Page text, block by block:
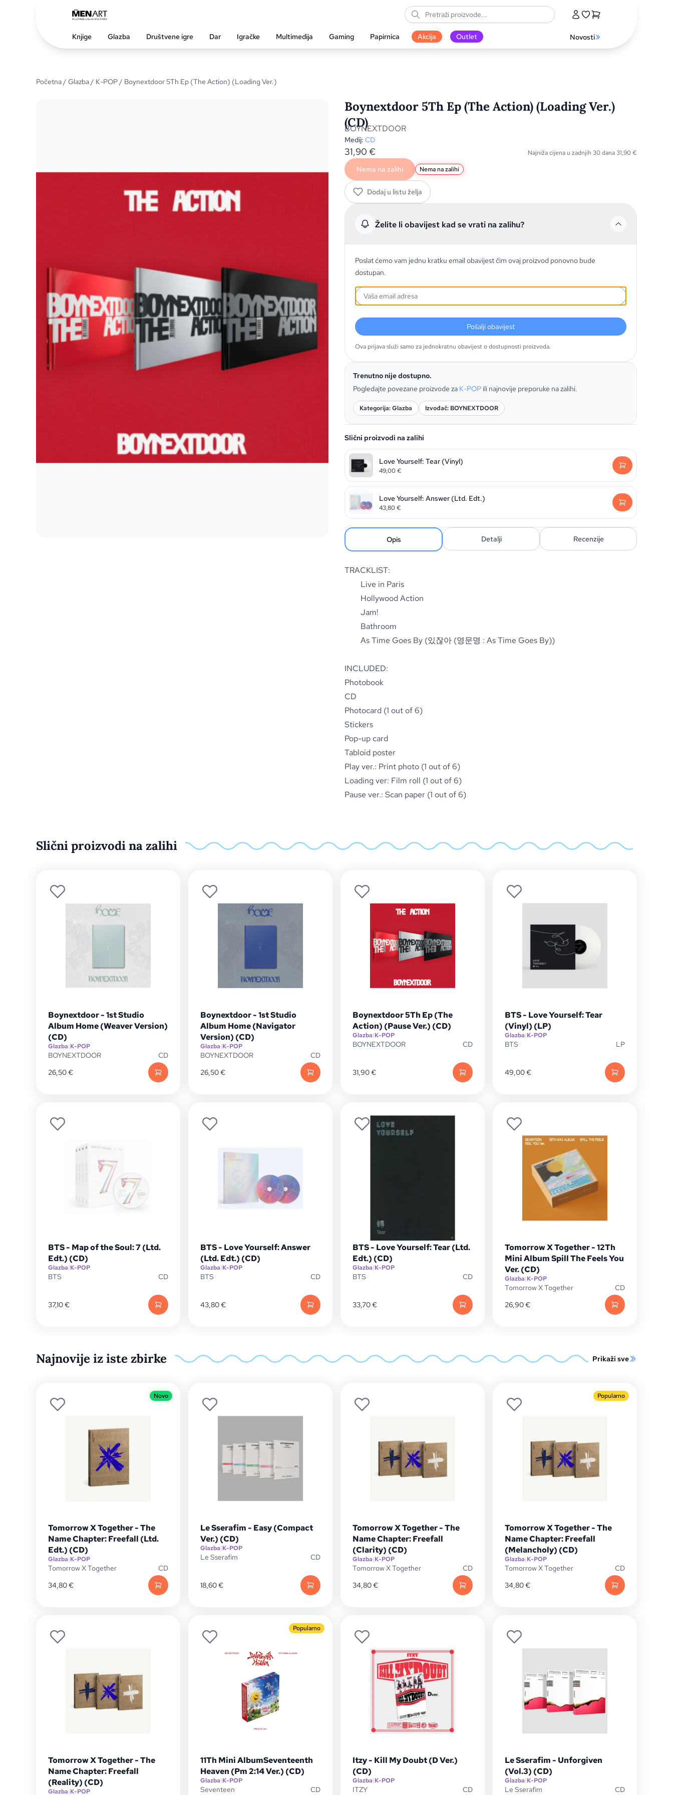
Knjige Glazba Društvene igre Dar Igračke Multimedija Gaming Papirnica Akcija Outlet Novosti
Početna/ Glazba/ K-POP/ Boynextdoor 5Th Ep (The Action) (Loading Ver.)
Boynextdoor 5Th Ep (The Action) (Loading Ver.)
(CD)
BOYNEXTDOOR
Medij: CD
31,90 € Najniža cijena u zadnjih 30 dana31,90€
Nema na zalihi Nema na zalihi
Dodaj u listu želja
Želite li obavijest kad se vrati na zalihu?
Poslat ćemo vam jednu kratku email obavijest čim ovaj proizvod ponovno bude
dostupan.
Pošalji obavijest
Ova prijava služi samo za jednokratnu obavijest o dostupnosti proizvoda.
Trenutno nije dostupno.
Pogledajte povezane proizvode za K-POP ili najnovije preporuke na zalihi.
Kategorija: Glazba Izvođač: BOYNEXTDOOR
Slični proizvodi na zalihi
Love Yourself: Tear (Vinyl)
49,00€
Love Yourself: Answer (Ltd. Edt.)
43,80€
Opis Detalji Recenzije
TRACKLIST:
Live in Paris
Hollywood Action
Jam!
Bathroom
As Time Goes By (있잖아 (영문명 : As Time Goes By))
INCLUDED:
Photobook
CD
Photocard (1 out of 6)
Stickers
Pop-up card
Tabloid poster
Play ver.: Print photo (1 out of 6)
Loading ver: Film roll (1 out of 6)
Pause ver.: Scan paper (1 out of 6)
Slični proizvodi na zalihi
Boynextdoor - 1st Studio
Album Home (Weaver Version)
(CD)
Glazba|K-POP
BOYNEXTDOOR
CD
26,50€
Boynextdoor - 1st Studio
Album Home (Navigator
Version) (CD)
Glazba|K-POP
BOYNEXTDOOR
CD
26,50€
Boynextdoor 5Th Ep (The
Action) (Pause Ver.) (CD)
Glazba|K-POP
BOYNEXTDOOR CD
31,90€
BTS - Love Yourself: Tear
(Vinyl) (LP)
Glazba|K-POP
BTS LP
49,00€
BTS - Map of the Soul: 7 (Ltd.
Edt.) (CD)
Glazba|K-POP
BTS CD
37,10€
BTS - Love Yourself: Answer
(Ltd. Edt.) (CD)
Glazba|K-POP
BTS CD
43,80€
BTS - Love Yourself: Tear (Ltd.
Edt.) (CD)
Glazba|K-POP
BTS CD
33,70€
Tomorrow X Together - 12Th
Mini Album Spill The Feels You
Ver. (CD)
Glazba|K-POP
Tomorrow X Together
CD
26,90€
Najnovije iz iste zbirke Prikaži sve
Novo
Tomorrow X Together - The
Name Chapter: Freefall (Ltd.
Edt.) (CD)
Glazba|K-POP
Tomorrow X Together
CD
34,80€
Le Sserafim - Easy (Compact
Ver.) (CD)
Glazba|K-POP
Le Sserafim CD
18,60€
Tomorrow X Together - The
Name Chapter: Freefall
(Clarity) (CD)
Glazba|K-POP
Tomorrow X Together
CD
34,80€
Popularno
Tomorrow X Together - The
Name Chapter: Freefall
(Melancholy) (CD)
Glazba|K-POP
Tomorrow X Together
CD
34,80€
Tomorrow X Together - The
Name Chapter: Freefall
(Reality) (CD)
Glazba|K-POP
Popularno
11Th Mini AlbumSeventeenth
Heaven (Pm 2:14 Ver.) (CD)
Glazba|K-POP
Seventeen CD
Itzy - Kill My Doubt (D Ver.)
(CD)
Glazba|K-POP
ITZY CD
Le Sserafim - Unforgiven
(Vol.3) (CD)
Glazba|K-POP
Le Sserafim CD